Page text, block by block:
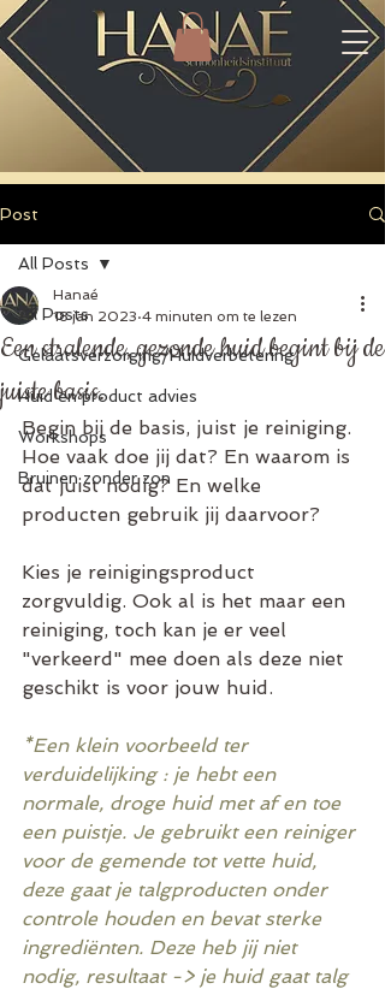
Post
All Posts
Gelaatsverzorging/Huidverbetering
Huid en product advies
Workshops
Bruinen zonder zon
All Posts
Een stralende, gezonde huid begint bij de
juiste basis.
Hanaé
18 jan 2023 4 minuten om te lezen
Begin bij de basis, juist je reiniging.
Hoe vaak doe jij dat? En waarom is
dat juist nodig? En welke
producten gebruik jij daarvoor?
Kies je reinigingsproduct
zorgvuldig. Ook al is het maar een
reiniging, toch kan je er veel
"verkeerd" mee doen als deze niet
geschikt is voor jouw huid.
*Een klein voorbeeld ter
verduidelijking : je hebt een
normale, droge huid met af en toe
een puistje. Je gebruikt een reiniger
voor de gemende tot vette huid,
deze gaat je talgproducten onder
controle houden en bevat sterke
ingrediënten. Deze heb jij niet
nodig, resultaat -> je huid gaat talg